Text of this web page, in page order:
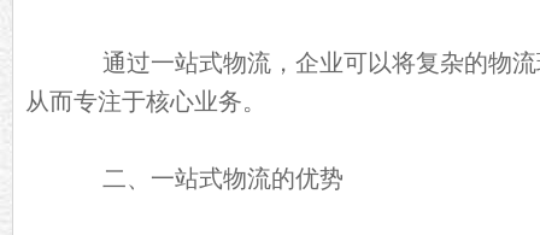
通过一站式物流，企业可以将复杂的物流
从而专注于核心业务。
二、一站式物流的优势